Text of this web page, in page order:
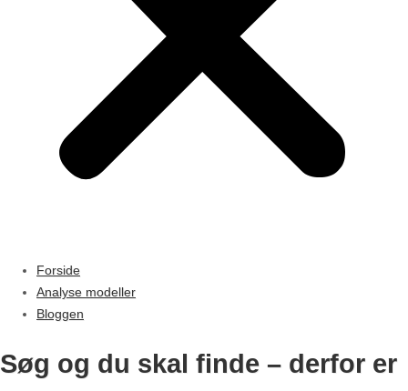
Forside
Analyse modeller
Bloggen
Søg og du skal finde – derfor er